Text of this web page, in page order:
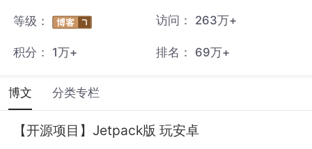
等级： 访问： 263万+
积分： 1万+ 排名： 69万+
博文 分类专栏
【开源项目】Jetpack版 玩安卓